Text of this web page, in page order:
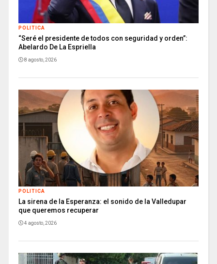
POLITICA
“Seré el presidente de todos con seguridad y orden”:
Abelardo De La Espriella
8 agosto, 2026
POLITICA
La sirena de la Esperanza: el sonido de la Valledupar
que queremos recuperar
4 agosto, 2026